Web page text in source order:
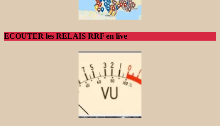
ECOUTER les RELAIS RRF en live